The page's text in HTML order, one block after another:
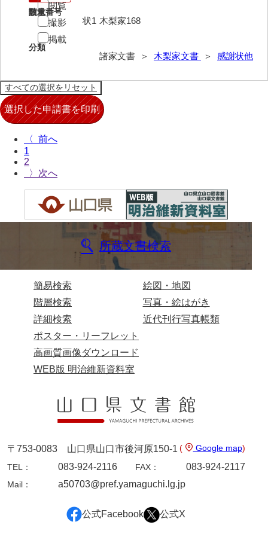
相木家文書
大谷家文書
大中家文書（神奈川県）
大野毛利家文書
岡家文書（福栄村）
岡家文書（周南市）
岡田家文書（徳地町）
岡田家文書（萩市）
岡田学収集史料
岡藤家文書
岡本家文書（島根県）
岡本家文書（周防大島町）
小川家文書
小川五郎収集史料
小沢家文書（阿東町）
小沢太郎文書
小田家文書（山口市吉敷）
請求番号
木梨家168
分類
諸家文書 ＞ 木梨家文書 ＞ 感謝状他
数量
状1
閲覧
撮影
掲載
〈
1
2
〉
所蔵文書検索
簡易検索
階層検索
詳細検索
絵図・地図
写真・絵はがき
近代刊行写真帳類
ポスター・リーフレット
高画質画像ダウンロード
WEB版 明治維新資料室
〒753-0083 山口県山口市後河原150-1 ( Google map)
TEL：
083-924-2116 FAX： 083-924-2117
Mail： a50703@pref.yamaguchi.lg.jp
公式Facebook 公式X